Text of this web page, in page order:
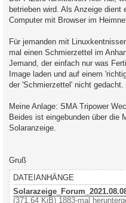
betrieben wird. Als Anzeige dient
Computer mit Browser im
Für jemanden mit
mal einen Schmierzettel im
Jemand, der einfach nur was
Image laden und auf einem
der 'Schmierzettel' nicht gedacht.
Meine Anlage: SMA Tripower
Beides ist eingebunden über die
Solaranzeige.
Gruß
DATEIANHÄNGE
(371.64 KiB) 1883-mal